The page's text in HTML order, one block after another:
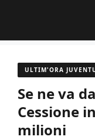
contenuto
ULTIM'ORA
Se ne va
Cessione
milioni